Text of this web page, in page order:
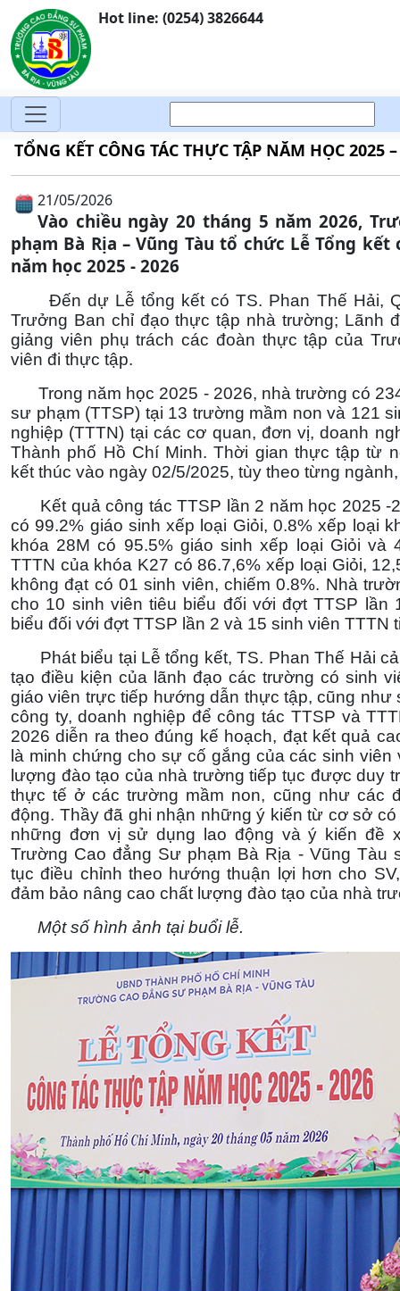
Hot line: (0254) 3826644
TỔNG KẾT CÔNG TÁC THỰC TẬP NĂM HỌC 2025
21/05/2026
Vào chiều ngày 20 tháng 5 năm 2026,
phạm Bà Rịa – Vũng Tàu tổ chức Lễ Tổng
năm học 2025 - 2026
Đến dự Lễ tổng kết có TS. Phan Thế Hải,
Trưởng Ban chỉ đạo thực tập nhà trường; Lãnh
giảng viên phụ trách các đoàn thực tập của
viên đi thực tập.
Trong năm học 2025 - 2026, nhà trường có
sư phạm (TTSP) tại 13 trường mầm non và 121
nghiệp (TTTN) tại các cơ quan, đơn vị, doanh
Thành phố Hồ Chí Minh. Thời gian thực tập từ
kết thúc vào ngày 02/5/2025, tùy theo từng
Kết quả công tác TTSP lần 2 năm học 2025 -
có 99.2% giáo sinh xếp loại Giỏi, 0.8% xếp loại
khóa 28M có 95.5% giáo sinh xếp loại Giỏi và
TTTN của khóa K27 có 86.7,6% xếp loại Giỏi,
không đạt có 01 sinh viên, chiếm 0.8%. Nhà
cho 10 sinh viên tiêu biểu đối với đợt TTSP lần
biểu đối với đợt TTSP lần 2 và 15 sinh viên TTTN
Phát biểu tại Lễ tổng kết, TS. Phan Thế Hải
tạo điều kiện của lãnh đạo các trường có sinh
giáo viên trực tiếp hướng dẫn thực tập, cũng như
công ty, doanh nghiệp để công tác TTSP và
2026 diễn ra theo đúng kế hoạch, đạt kết quả
là minh chứng cho sự cố gắng của các sinh viên
lượng đào tạo của nhà trường tiếp tục được duy
thực tế ở các trường mầm non, cũng như các
động. Thầy đã ghi nhận những ý kiến từ cơ sở có
những đơn vị sử dụng lao động và ý kiến đề
Trường Cao đẳng Sư phạm Bà Rịa - Vũng Tàu
tục điều chỉnh theo hướng thuận lợi hơn cho
đảm bảo nâng cao chất lượng đào tạo của nhà
Một số hình ảnh tại buổi lễ.